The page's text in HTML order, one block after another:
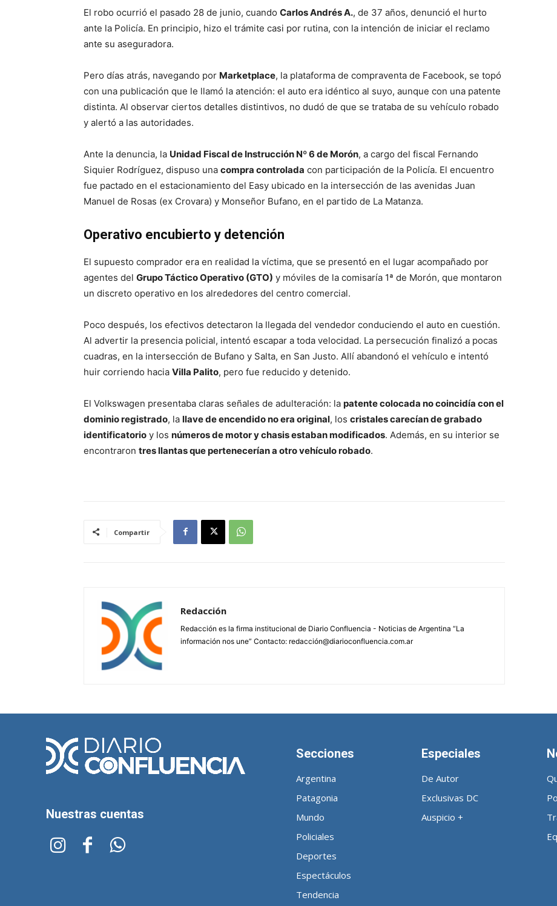
El robo ocurrió el pasado 28 de junio, cuando Carlos Andrés A., de 37 años, denunció el hurto
ante la Policía. En principio, hizo el trámite casi por rutina, con la intención de iniciar el reclamo
ante su aseguradora.
Pero días atrás, navegando por Marketplace, la plataforma de compraventa de Facebook, se topó
con una publicación que le llamó la atención: el auto era idéntico al suyo, aunque con una patente
distinta. Al observar ciertos detalles distintivos, no dudó de que se trataba de su vehículo robado
y alertó a las autoridades.
Ante la denuncia, la Unidad Fiscal de Instrucción Nº 6 de Morón, a cargo del fiscal Fernando
Siquier Rodríguez, dispuso una compra controlada con participación de la Policía. El encuentro
fue pactado en el estacionamiento del Easy ubicado en la intersección de las avenidas Juan
Manuel de Rosas (ex Crovara) y Monseñor Bufano, en el partido de La Matanza.
Operativo encubierto y detención
El supuesto comprador era en realidad la víctima, que se presentó en el lugar acompañado por
agentes del Grupo Táctico Operativo (GTO) y móviles de la comisaría 1ª de Morón, que montaron
un discreto operativo en los alrededores del centro comercial.
Poco después, los efectivos detectaron la llegada del vendedor conduciendo el auto en cuestión.
Al advertir la presencia policial, intentó escapar a toda velocidad. La persecución finalizó a pocas
cuadras, en la intersección de Bufano y Salta, en San Justo. Allí abandonó el vehículo e intentó
huir corriendo hacia Villa Palito, pero fue reducido y detenido.
El Volkswagen presentaba claras señales de adulteración: la patente colocada no coincidía con el
dominio registrado, la llave de encendido no era original, los cristales carecían de grabado
identificatorio y los números de motor y chasis estaban modificados. Además, en su interior se
encontraron tres llantas que pertenecerían a otro vehículo robado.
Compartir
Redacción
Redacción es la firma institucional de Diario Confluencia - Noticias de Argentina “La
información nos une” Contacto: redacción@diarioconfluencia.com.ar
Nuestras cuentas
Secciones
Argentina
Patagonia
Mundo
Policiales
Deportes
Espectáculos
Tendencia
Especiales
De Autor
Exclusivas DC
Auspicio +